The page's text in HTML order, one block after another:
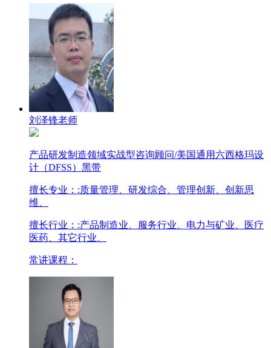
刘泽锋老师
产品研发制造领域实战型咨询顾问/美国通用六西格玛设
计（DFSS）黑带
擅长专业： :质量管理、研发综合、管理创新、创新思
维、
擅长行业： :产品制造业、服务行业、电力与矿业、医疗
医药、其它行业、
常讲课程：